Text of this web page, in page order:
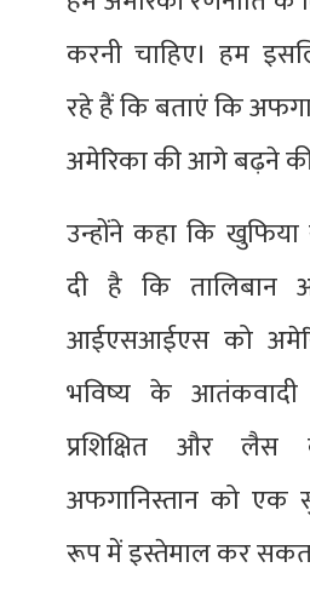
करनी चाहिए। हम
रहे हैं कि बताएं कि
अमेरिका की आगे बढ़ने की
उन्होंने कहा कि
दी है कि तालिबान
आईएसआईएस को
भविष्य के
प्रशिक्षित और
अफगानिस्तान को एक
रूप में इस्तेमाल कर